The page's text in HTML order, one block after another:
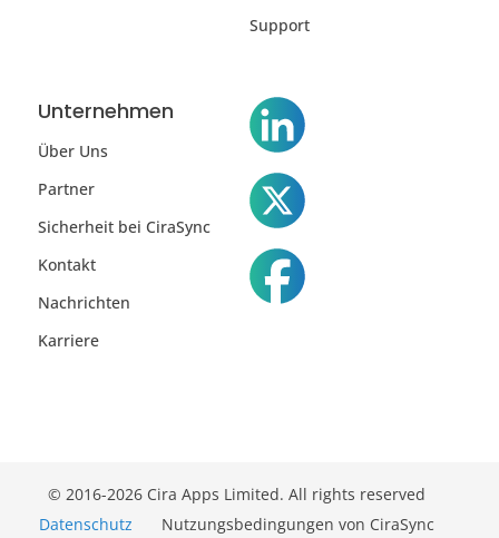
Support
Unternehmen
Über Uns
Partner
Sicherheit bei CiraSync
Kontakt
Nachrichten
Karriere
© 2016-2026 Cira Apps Limited. All rights reserved
Datenschutz
Nutzungsbedingungen von CiraSync